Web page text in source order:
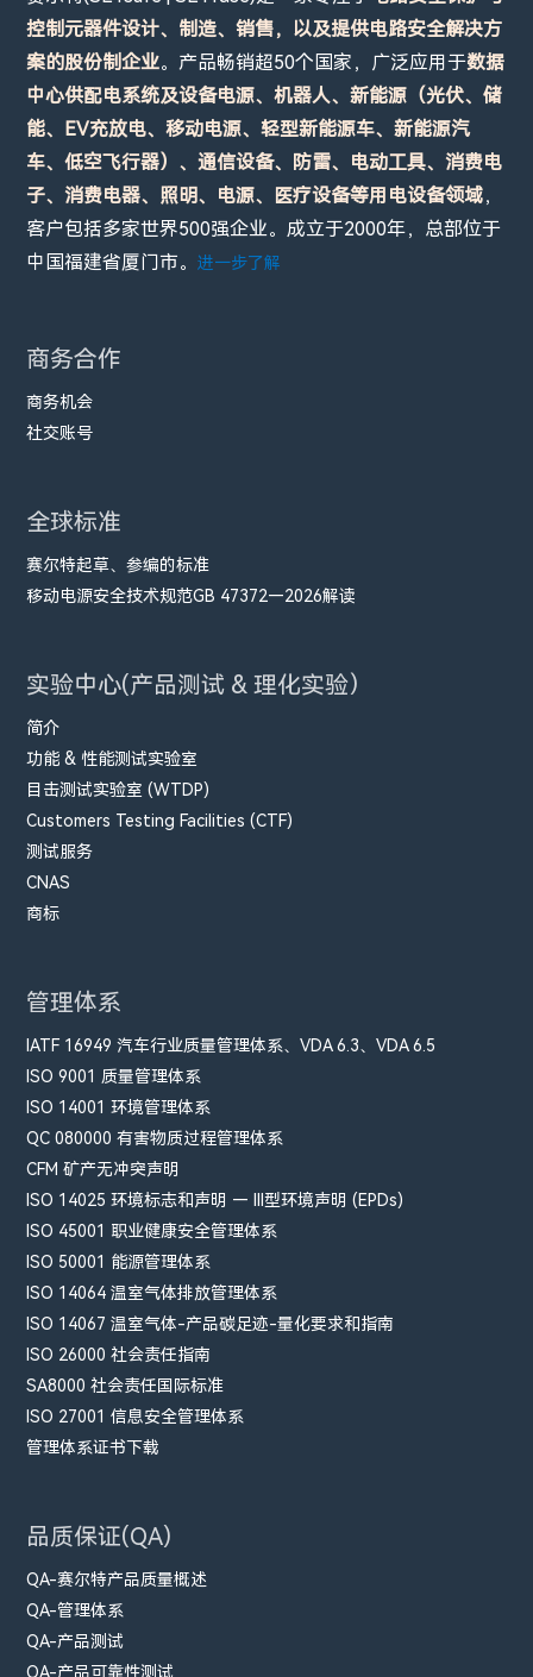
控制元器件设计、制造、销售，以及提供电路安全解决方
案的股份制企业。产品畅销超50个国家，广泛应用于数据
中心供配电系统及设备电源、机器人、新能源（光伏、储
能、EV充放电、移动电源、轻型新能源车、新能源汽
车、低空飞行器）、通信设备、防雷、电动工具、消费电
子、消费电器、照明、电源、医疗设备等用电设备领域，
客户包括多家世界500强企业。成立于2000年，总部位于
中国福建省厦门市。进一步了解
商务合作
商务机会
社交账号
全球标准
赛尔特起草、参编的标准
移动电源安全技术规范GB 47372—2026解读
实验中心(产品测试 & 理化实验）
简介
功能 & 性能测试实验室
目击测试实验室 (WTDP)
Customers Testing Facilities (CTF)
测试服务
CNAS
商标
管理体系
IATF 16949 汽车行业质量管理体系、VDA 6.3、VDA 6.5
ISO 9001 质量管理体系
ISO 14001 环境管理体系
QC 080000 有害物质过程管理体系
CFM​ 矿产无冲突声明
ISO 14025 环境标志和声明 — III型环境声明 (EPDs)
ISO 45001 职业健康安全管理体系
ISO 50001 能源管理体系
ISO 14064 温室气体排放管理体系
ISO 14067 温室气体-产品碳足迹-量化要求和指南
ISO 26000 社会责任指南
SA8000 社会责任国际标准
ISO 27001 信息安全管理体系
管理体系证书下载
品质保证(QA)
QA-赛尔特产品质量概述
QA-管理体系
QA-产品测试
QA-产品可靠性测试